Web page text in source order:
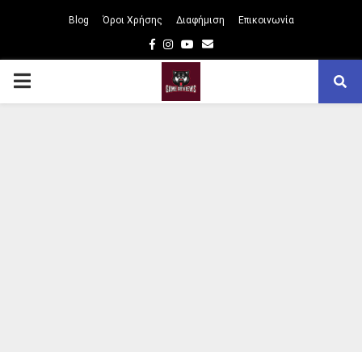
Blog Όροι Χρήσης Διαφήμιση Επικοινωνία
Facebook
Instagram
Youtube
Email
PRIMARY